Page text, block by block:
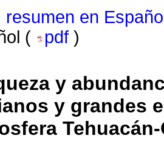
resumen en
(
pdf )
y
y grandes